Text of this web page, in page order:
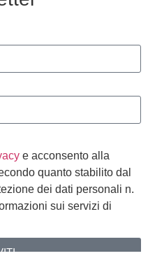
e acconsento alla
quanto stabilito dal
dei dati personali n.
sui servizi di